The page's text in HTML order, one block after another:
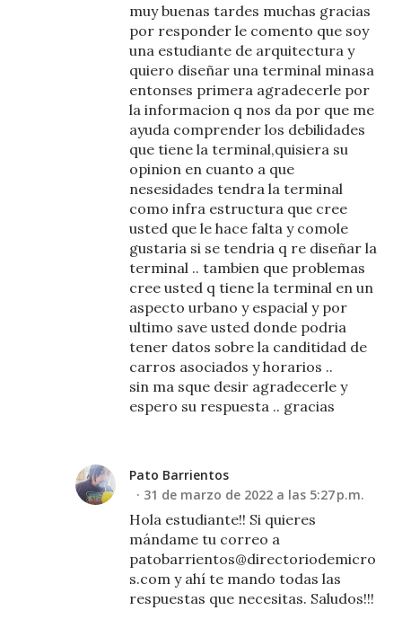
muy buenas tardes muchas gracias
por responder le comento que soy
una estudiante de arquitectura y
quiero diseñar una terminal minasa
entonses primera agradecerle por
la informacion q nos da por que me
ayuda comprender los debilidades
que tiene la terminal,quisiera su
opinion en cuanto a que
nesesidades tendra la terminal
como infra estructura que cree
usted que le hace falta y comole
gustaria si se tendria q re diseñar la
terminal .. tambien que problemas
cree usted q tiene la terminal en un
aspecto urbano y espacial y por
ultimo save usted donde podria
tener datos sobre la canditidad de
carros asociados y horarios ..
sin ma sque desir agradecerle y
espero su respuesta .. gracias
Pato Barrientos
31 de marzo de 2022 a las 5:27 p.m.
Hola estudiante!! Si quieres
mándame tu correo a
patobarrientos@directoriodemicro
s.com y ahí te mando todas las
respuestas que necesitas. Saludos!!!